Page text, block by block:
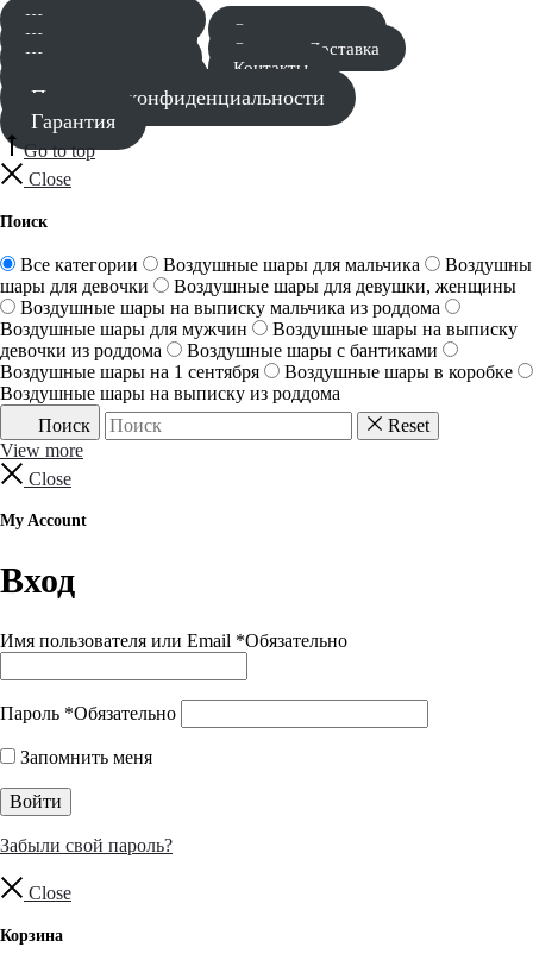
Шары для мальчика
Шары для девочки
Шары для девушки
Оставить заявку
Оплата и Доставка
Контакты
Политика конфиденциальности
Гарантия
Go to top
Close
Поиск
Все категории Воздушные шары для мальчика
Воздушны
шары для девочки
Воздушные шары для девушки, женщины
Воздушные шары на выписку мальчика из роддома
Воздушные шары для мужчин
Воздушные шары на выписку
девочки из роддома
Воздушные шары с бантиками
Воздушные шары на 1 сентября
Воздушные шары в коробке
Воздушные шары на выписку из роддома
Поиск
Reset
View more
Close
My Account
Вход
Имя пользователя или Email *Обязательно
Пароль *Обязательно
Запомнить меня
Войти
Забыли свой пароль?
Close
Корзина